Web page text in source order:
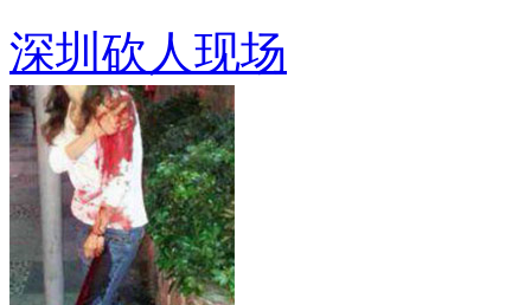
深圳砍人现场